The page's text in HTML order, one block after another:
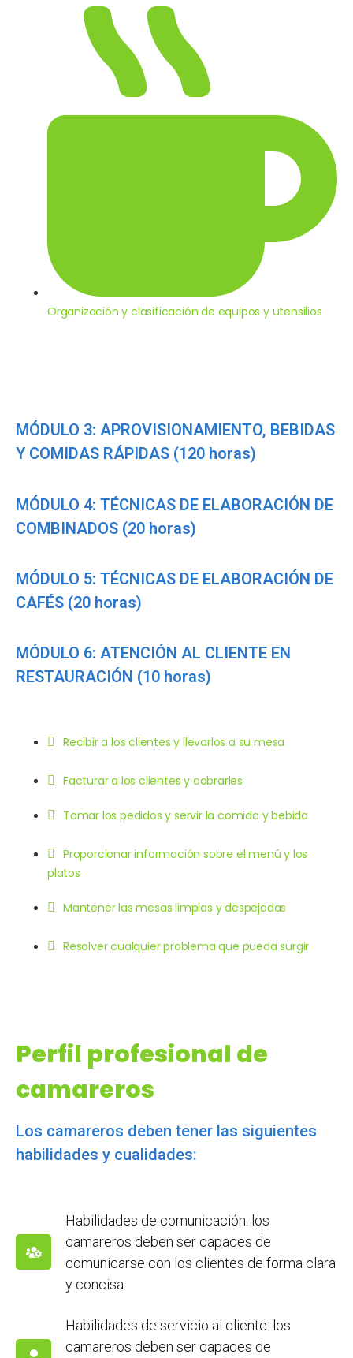
Organización y clasificación de equipos y utensilios
MÓDULO 3: APROVISIONAMIENTO, BEBIDAS
Y COMIDAS RÁPIDAS (120 horas)
MÓDULO 4: TÉCNICAS DE ELABORACIÓN DE
COMBINADOS (20 horas)
MÓDULO 5: TÉCNICAS DE ELABORACIÓN DE
CAFÉS (20 horas)
MÓDULO 6: ATENCIÓN AL CLIENTE EN
RESTAURACIÓN (10 horas)
Recibir a los clientes y llevarlos a su mesa
Facturar a los clientes y cobrarles
Tomar los pedidos y servir la comida y bebida
Proporcionar información sobre el menú y los
platos
Mantener las mesas limpias y despejadas
Resolver cualquier problema que pueda surgir
Perfil profesional de
camareros
Los camareros deben tener las siguientes
habilidades y cualidades:
Habilidades de comunicación: los
camareros deben ser capaces de
comunicarse con los clientes de forma clara
y concisa.
Habilidades de servicio al cliente: los
camareros deben ser capaces de